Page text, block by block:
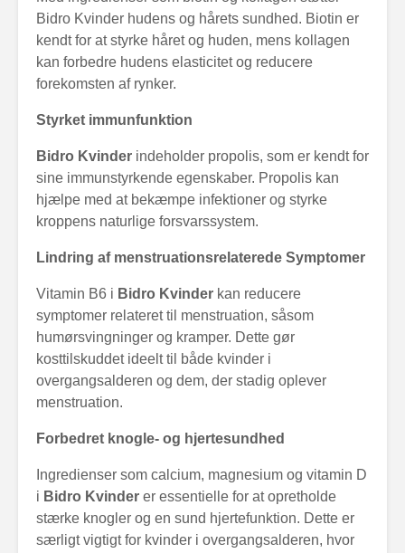
Bidro Kvinder hudens og hårets sundhed. Biotin er
kendt for at styrke håret og huden, mens kollagen
kan forbedre hudens elasticitet og reducere
forekomsten af rynker.
Styrket immunfunktion
Bidro Kvinder indeholder propolis, som er kendt for
sine immunstyrkende egenskaber. Propolis kan
hjælpe med at bekæmpe infektioner og styrke
kroppens naturlige forsvarssystem.
Lindring af menstruationsrelaterede Symptomer
Vitamin B6 i Bidro Kvinder kan reducere
symptomer relateret til menstruation, såsom
humørsvingninger og kramper. Dette gør
kosttilskuddet ideelt til både kvinder i
overgangsalderen og dem, der stadig oplever
menstruation.
Forbedret knogle- og hjertesundhed
Ingredienser som calcium, magnesium og vitamin D
i Bidro Kvinder er essentielle for at opretholde
stærke knogler og en sund hjertefunktion. Dette er
særligt vigtigt for kvinder i overgangsalderen, hvor